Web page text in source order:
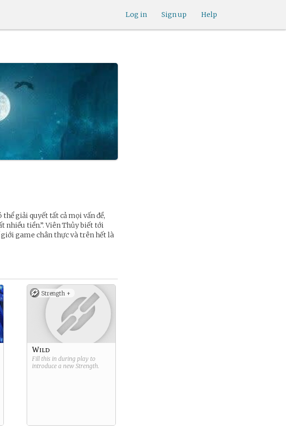
Help
Sign up
Log in
giải quyết tất cả mọi vấn đề,
nhiều tiền.”. Viên Thủy biết tới
game chân thực và trên hết là
Strength +
Wild
Fill this in during play to
introduce a new Strength.